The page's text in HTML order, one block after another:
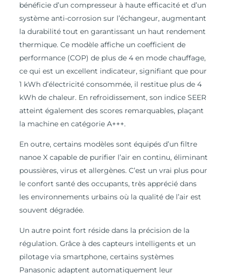
bénéficie d’un compresseur à haute efficacité et d’un
système anti-corrosion sur l’échangeur, augmentant
la durabilité tout en garantissant un haut rendement
thermique. Ce modèle affiche un coefficient de
performance (COP) de plus de 4 en mode chauffage,
ce qui est un excellent indicateur, signifiant que pour
1 kWh d’électricité consommée, il restitue plus de 4
kWh de chaleur. En refroidissement, son indice SEER
atteint également des scores remarquables, plaçant
la machine en catégorie A+++.
En outre, certains modèles sont équipés d’un filtre
nanoe X capable de purifier l’air en continu, éliminant
poussières, virus et allergènes. C’est un vrai plus pour
le confort santé des occupants, très apprécié dans
les environnements urbains où la qualité de l’air est
souvent dégradée.
Un autre point fort réside dans la précision de la
régulation. Grâce à des capteurs intelligents et un
pilotage via smartphone, certains systèmes
Panasonic adaptent automatiquement leur